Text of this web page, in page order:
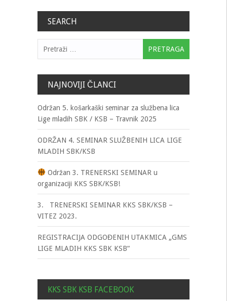
SEARCH
NAJNOVIJI ČLANCI
Održan 5. košarkaški seminar za službena lica
Lige mladih SBK / KSB – Travnik 2025
ODRŽAN 4. SEMINAR SLUŽBENIH LICA LIGE
MLADIH SBK/KSB
Održan 3. TRENERSKI SEMINAR u
organizaciji KKS SBK/KSB!
3. TRENERSKI SEMINAR KKS SBK/KSB –
VITEZ 2023.
REGISTRACIJA ODGOĐENIH UTAKMICA „GMS
LIGE MLADIH KKS SBK KSB“
KKS SBK KSB FACEBOOK